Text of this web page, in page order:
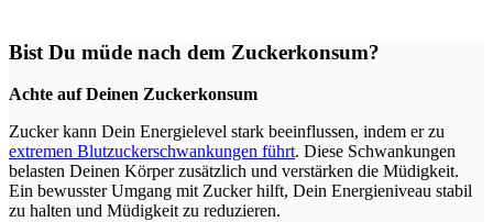
Bist Du müde nach dem Zuckerkonsum?
Achte auf Deinen Zuckerkonsum
Zucker kann Dein Energielevel stark beeinflussen, indem er zu
extremen Blutzuckerschwankungen führt. Diese Schwankungen
belasten Deinen Körper zusätzlich und verstärken die Müdigkeit.
Ein bewusster Umgang mit Zucker hilft, Dein Energieniveau stabil
zu halten und Müdigkeit zu reduzieren.